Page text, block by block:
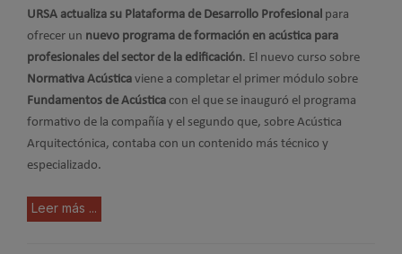
URSA actualiza su Plataforma de Desarrollo Profesional para
ofrecer un nuevo programa de formación en acústica para
profesionales del sector de la edificación. El nuevo curso sobre
Normativa Acústica viene a completar el primer módulo sobre
Fundamentos de Acústica con el que se inauguró el programa
formativo de la compañía y el segundo que, sobre Acústica
Arquitectónica, contaba con un contenido más técnico y
especializado.
Leer más ...